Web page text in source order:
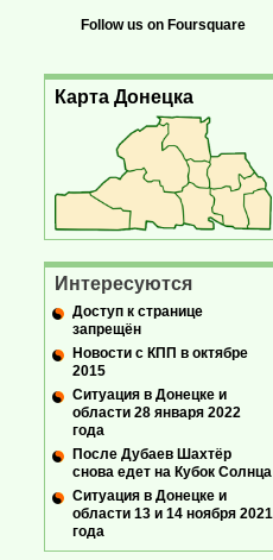
Follow us on Foursquare
Карта Донецка
Интересуются
Доступ к странице
запрещён
Новости с КПП в октябре
2015
Ситуация в Донецке и
области 28 января 2022
года
После Дубаев Шахтёр
снова едет на Кубок Солнца
Ситуация в Донецке и
области 13 и 14 ноября 2021
года